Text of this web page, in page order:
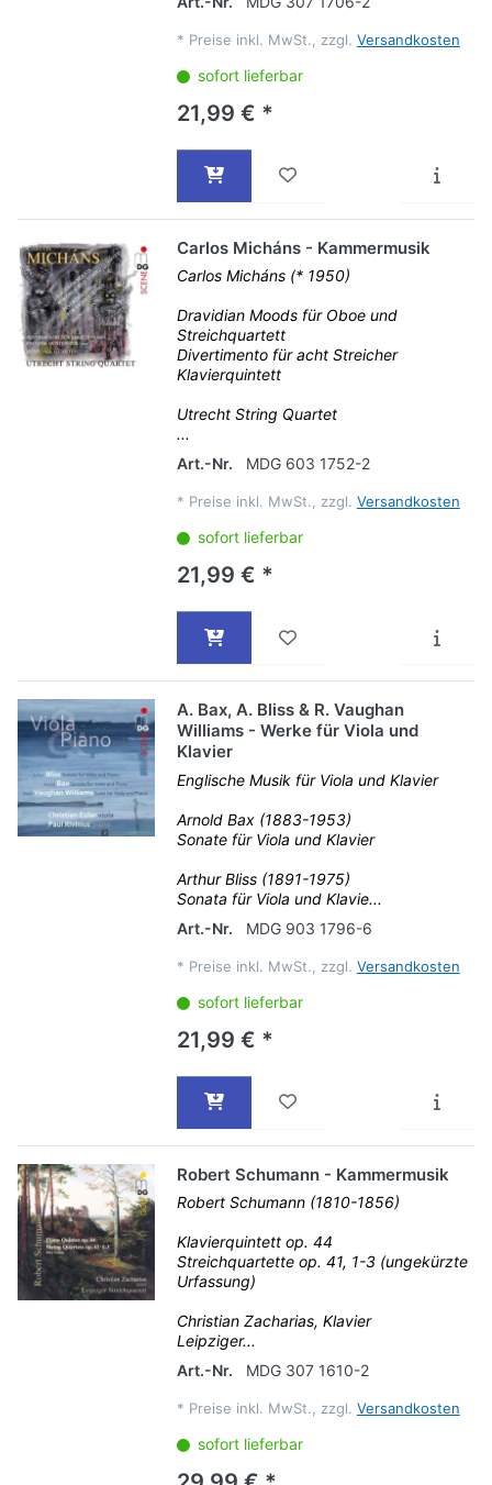
* Preise inkl. MwSt., zzgl. Versandkosten
sofort lieferbar
21,99 € *
Carlos Micháns - Kammermusik
Carlos Micháns (* 1950)
Dravidian Moods für Oboe und
Streichquartett
Divertimento für acht Streicher
Klavierquintett
Utrecht String Quartet
...
Art.-Nr.
MDG 603 1752-2
* Preise inkl. MwSt., zzgl. Versandkosten
sofort lieferbar
21,99 € *
A. Bax, A. Bliss & R. Vaughan
Williams - Werke für Viola und
Klavier
Englische Musik für Viola und Klavier
Arnold Bax (1883-1953)
Sonate für Viola und Klavier
Arthur Bliss (1891-1975)
Sonata für Viola und Klavie...
Art.-Nr.
MDG 903 1796-6
* Preise inkl. MwSt., zzgl. Versandkosten
sofort lieferbar
21,99 € *
Robert Schumann - Kammermusik
Robert Schumann (1810-1856)
Klavierquintett op. 44
Streichquartette op. 41, 1-3 (ungekürzte
Urfassung)
Christian Zacharias, Klavier
Leipziger...
Art.-Nr.
MDG 307 1610-2
* Preise inkl. MwSt., zzgl. Versandkosten
sofort lieferbar